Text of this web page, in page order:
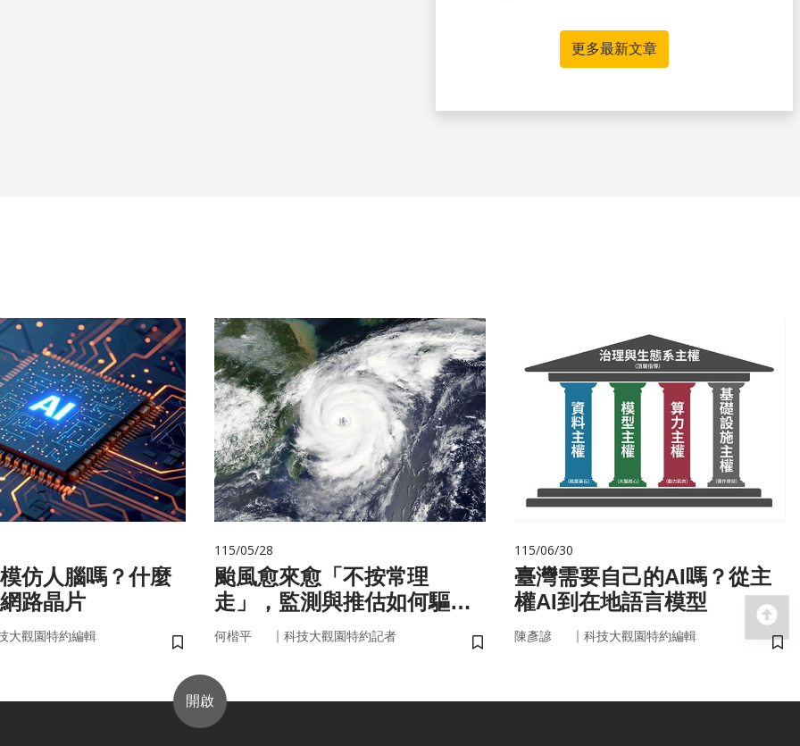
更多最新文章
仿人腦嗎？什麼
路晶片
大觀園特約編輯
儲存書籤
115/05/28
颱風愈來愈「不按常理
走」，監測與推估如何驅動
防災決策？
何楷平 ｜ 科技大觀園特約記者
儲存書籤
115/06/30
臺灣需要自己的AI嗎？從主
權AI到在地語言模型
陳彥諺 ｜ 科技大觀園特約編輯
儲
開啟